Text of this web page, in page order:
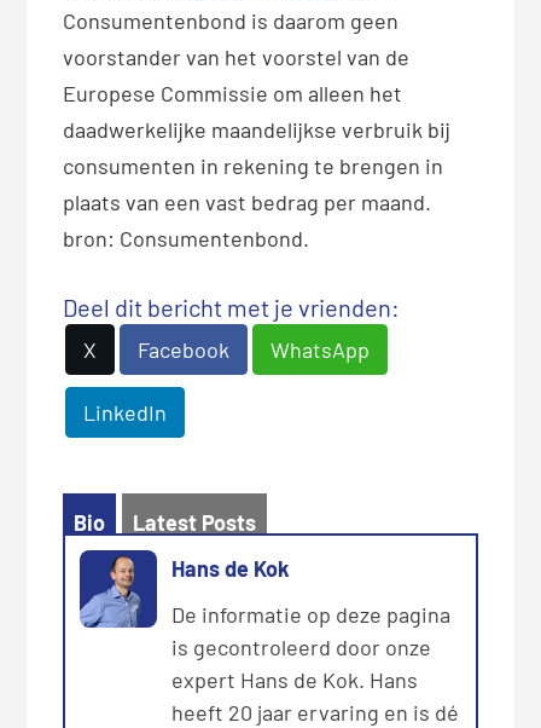
Consumentenbond is daarom geen
voorstander van het voorstel van de
Europese Commissie om alleen het
daadwerkelijke maandelijkse verbruik bij
consumenten in rekening te brengen in
plaats van een vast bedrag per maand.
bron: Consumentenbond.
Deel dit bericht met je vrienden:
X Facebook WhatsApp
LinkedIn
Bio
Latest Posts
Hans de Kok
De informatie op deze pagina
is gecontroleerd door onze
expert Hans de Kok. Hans
heeft 20 jaar ervaring en is dé